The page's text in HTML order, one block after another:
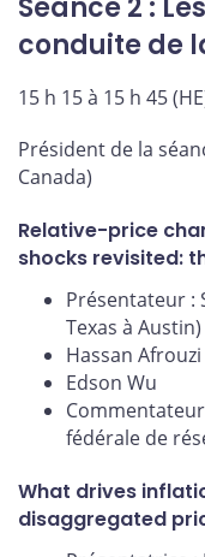
Séance 2 :
conduite de
15 h 15 à 15 h 45
Président de la
Canada)
Relative-price
shocks revisited:
Présentateur :
Texas à Austin)
Hassan Afrouzi
Edson Wu
fédérale de
What drives
disaggregated